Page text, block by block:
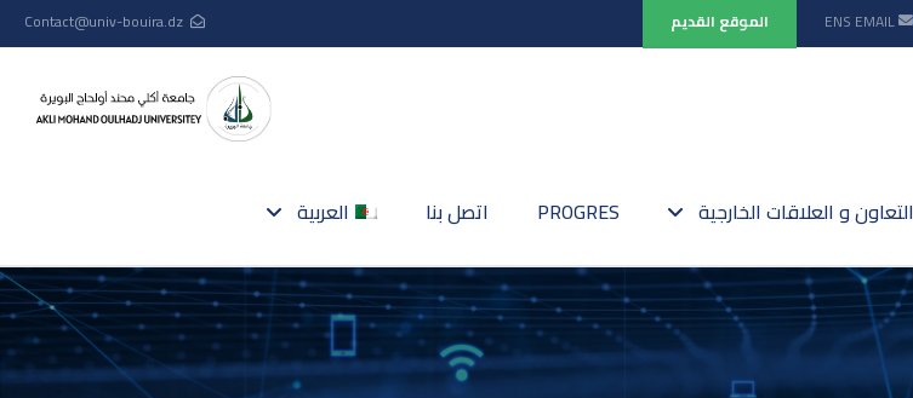
Contact@univ-bouira.dz EMAIL
ENS الموقع القديم
التعاون و العلاقات الخارجية PROGRES اتصل بنا العربية